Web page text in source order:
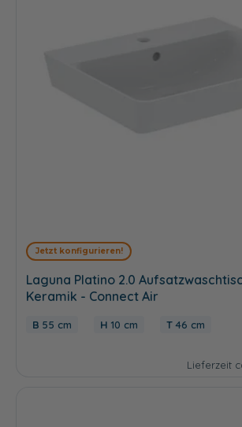
Jetzt konfigurieren!
Laguna Platino 2.0
Keramik - Connect Air
55 cm 10 cm 46 cm
Lieferzeit